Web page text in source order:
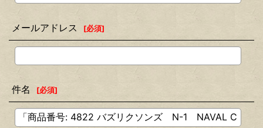
メールアドレス [必須]
件名 [必須]